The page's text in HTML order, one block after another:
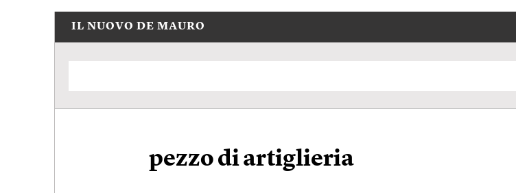
IL NUOVO DE MAURO
pezzo di artiglieria